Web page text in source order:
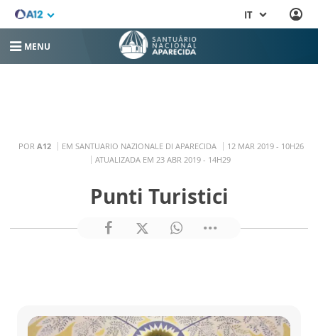
IT
MENU
POR A12 EM SANTUARIO NAZIONALE DI APARECIDA
12 MAR 2019 - 10H26
ATUALIZADA EM 23 ABR 2019 - 14H29
Punti Turistici